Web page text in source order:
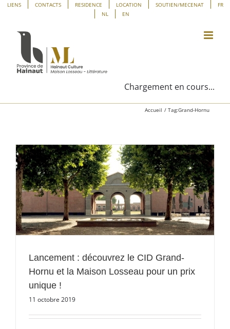
Panneau de gestion des cookies
Passer
contenu
LIENS CONTACTS RESIDENCE LOCATION SOUTIEN/MECENAT
FR
NL
EN
Chargement en cours...
Accueil Tag:Grand-Hornu
Lancement : découvrez le CID Grand-
Hornu et la Maison Losseau pour un prix
unique !
11 octobre 2019